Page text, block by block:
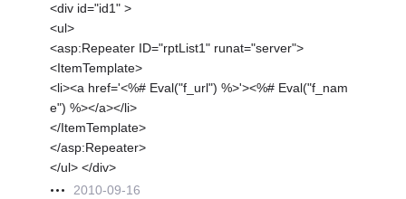
<div id="id1" >
<ul>
<asp:Repeater ID="rptList1" runat="server">
<ItemTemplate>
<li><a href='<%# Eval("f_url") %>'><%# Eval("f_nam
e") %></a></li>
</ItemTemplate>
</asp:Repeater>
</ul> </div>
2010-09-16